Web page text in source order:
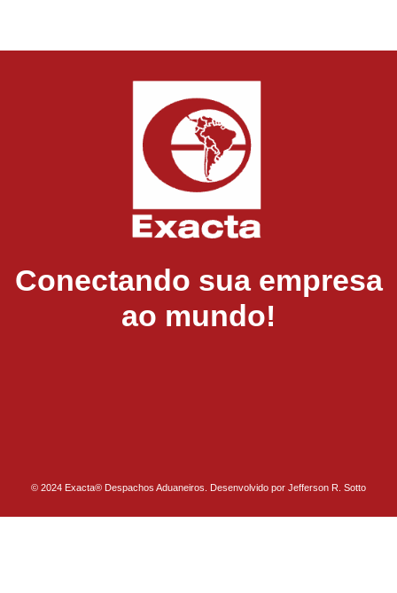
Conectando sua empresa
ao mundo!
© 2024 Exacta® Despachos Aduaneiros. Desenvolvido por Jefferson R. Sotto